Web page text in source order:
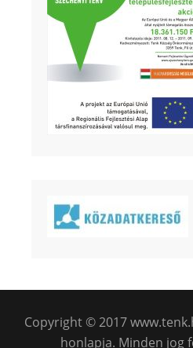
Copyright © 2017
honlapja. Minden jog